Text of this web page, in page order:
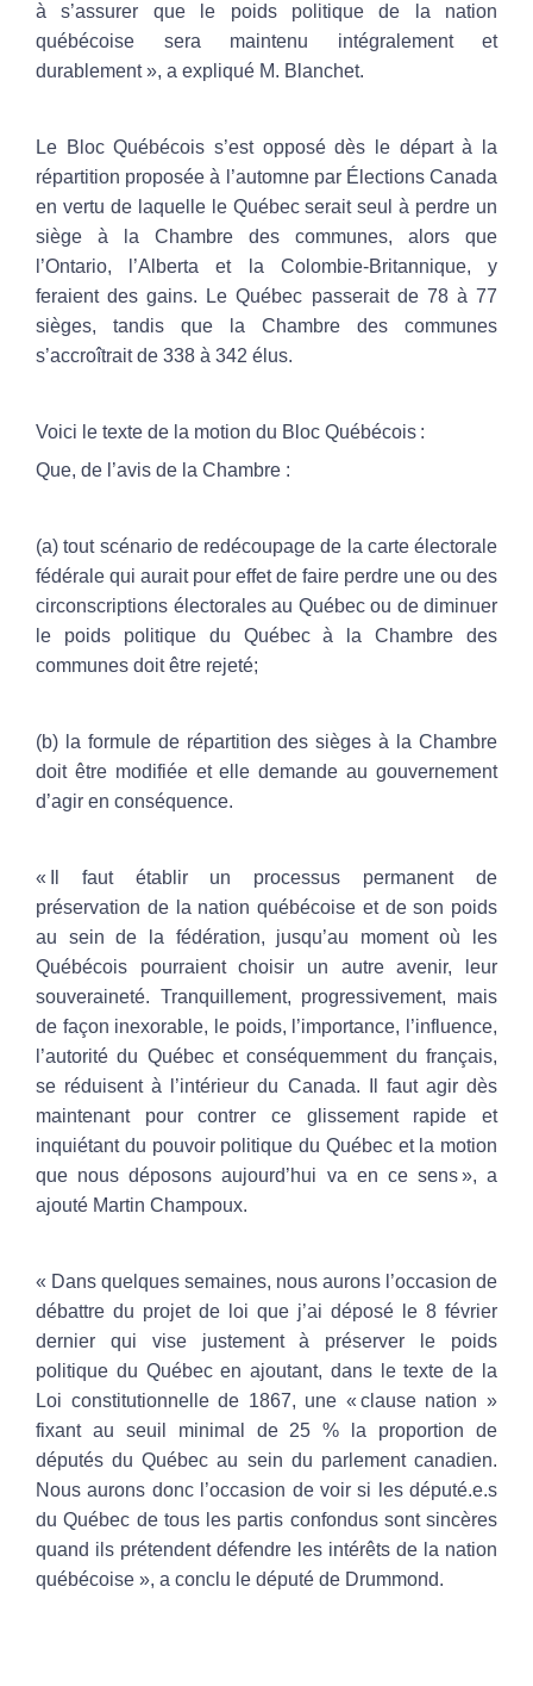
à s’assurer que le poids politique de la nation
québécoise sera maintenu intégralement et
durablement », a expliqué M. Blanchet.
Le Bloc Québécois s’est opposé dès le départ à la
répartition proposée à l’automne par Élections Canada
en vertu de laquelle le Québec serait seul à perdre un
siège à la Chambre des communes, alors que
l’Ontario, l’Alberta et la Colombie-Britannique, y
feraient des gains. Le Québec passerait de 78 à 77
sièges, tandis que la Chambre des communes
s’accroîtrait de 338 à 342 élus.
Voici le texte de la motion du Bloc Québécois :
Que, de l’avis de la Chambre :
(a) tout scénario de redécoupage de la carte électorale
fédérale qui aurait pour effet de faire perdre une ou des
circonscriptions électorales au Québec ou de diminuer
le poids politique du Québec à la Chambre des
communes doit être rejeté;
(b) la formule de répartition des sièges à la Chambre
doit être modifiée et elle demande au gouvernement
d’agir en conséquence.
« Il faut établir un processus permanent de
préservation de la nation québécoise et de son poids
au sein de la fédération, jusqu’au moment où les
Québécois pourraient choisir un autre avenir, leur
souveraineté. Tranquillement, progressivement, mais
de façon inexorable, le poids, l’importance, l’influence,
l’autorité du Québec et conséquemment du français,
se réduisent à l’intérieur du Canada. Il faut agir dès
maintenant pour contrer ce glissement rapide et
inquiétant du pouvoir politique du Québec et la motion
que nous déposons aujourd’hui va en ce sens », a
ajouté Martin Champoux.
« Dans quelques semaines, nous aurons l’occasion de
débattre du projet de loi que j’ai déposé le 8 février
dernier qui vise justement à préserver le poids
politique du Québec en ajoutant, dans le texte de la
Loi constitutionnelle de 1867, une « clause nation »
fixant au seuil minimal de 25 % la proportion de
députés du Québec au sein du parlement canadien.
Nous aurons donc l’occasion de voir si les député.e.s
du Québec de tous les partis confondus sont sincères
quand ils prétendent défendre les intérêts de la nation
québécoise », a conclu le député de Drummond.